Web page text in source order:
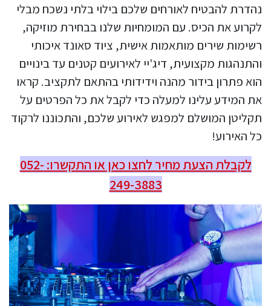
נהדרת להבטיח לאורחים שלכם בילוי בלתי נשכח מבלי
לקרוע את הכיס. עם המומחיות שלנו בבחירת מוזיקה,
רשימות שירים מותאמות אישית, ציוד סאונד איכותי
והתנהגות מקצועית, דיג'יי לאירועים קטנים עד בינויים
הוא פתרון בידור מהנה וידידותי בהתאם לתקציב. קראו
את המידע עלינו למעלה כדי לקבל את כל הפרטים על
תקליטן המושלם למפגש לאירוע שלכם, והתכוננו לרקוד
כל האירוע!
לקבלת הצעת מחיר לחצו כאן או התקשרו: 052-
249-3883